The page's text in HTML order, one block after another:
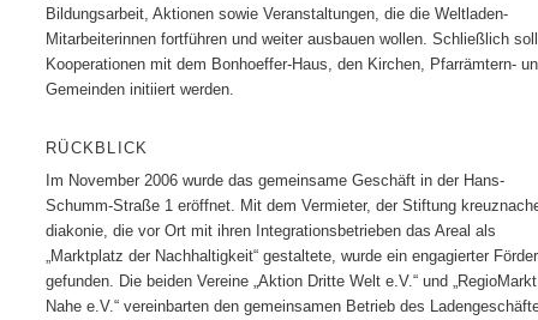
Bildungsarbeit, Aktionen sowie Veranstaltungen, die die Weltladen-
Mitarbeiterinnen fortführen und weiter ausbauen wollen. Schließlich
Kooperationen mit dem Bonhoeffer-Haus, den Kirchen, Pfarrämtern-
Gemeinden initiiert werden.
RÜCKBLICK
Im November 2006 wurde das gemeinsame Geschäft in der Hans-
Schumm-Straße 1 eröffnet. Mit dem Vermieter, der Stiftung
diakonie, die vor Ort mit ihren Integrationsbetrieben das Areal als
„Marktplatz der Nachhaltigkeit“ gestaltete, wurde ein engagierter
gefunden. Die beiden Vereine „Aktion Dritte Welt e.V.“ und „RegioMarkt
Nahe e.V.“ vereinbarten den gemeinsamen Betrieb des